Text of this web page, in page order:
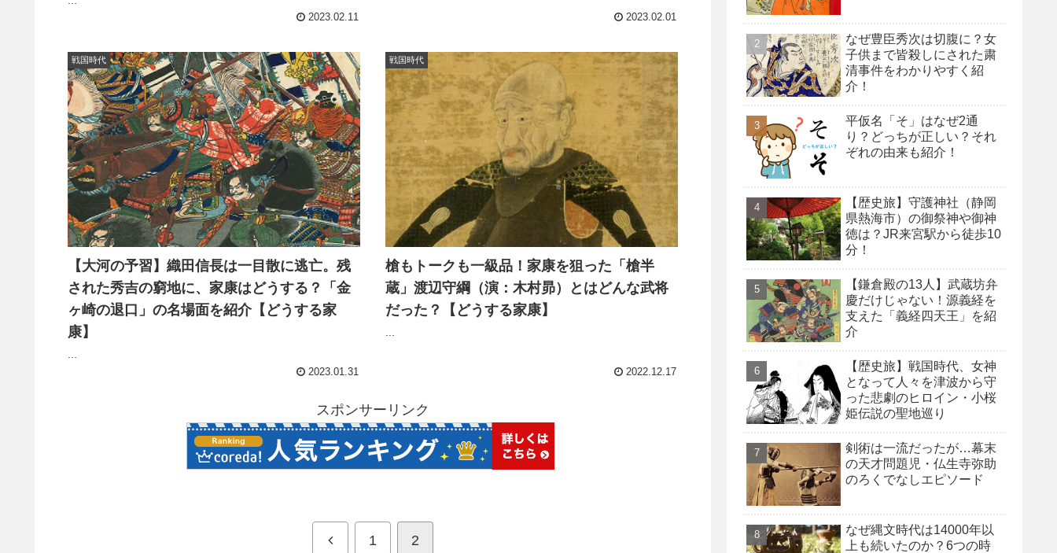
2023.02.11 2023.02.01
戦国時代
【大河の予習】織田信長は一目散に逃亡。残
された秀吉の窮地に、家康はどうする？「金
ヶ崎の退口」の名場面を紹介【どうする家
康】
...
2023.01.31
戦国時代
槍もトークも一級品！家康を狙った「槍半
蔵」渡辺守綱（演：木村昴）とはどんな武将
だった？【どうする家康】
...
2022.12.17
スポンサーリンク
1 2
なぜ豊臣秀次は切腹に？女
子供まで皆殺しにされた粛
清事件をわかりやすく紹
介！
平仮名「そ」はなぜ2通
り？どっちが正しい？それ
ぞれの由来も紹介！
【歴史旅】守護神社（静岡
県熱海市）の御祭神や御神
徳は？JR来宮駅から徒歩10
分！
【鎌倉殿の13人】武蔵坊弁
慶だけじゃない！源義経を
支えた「義経四天王」を紹
介
【歴史旅】戦国時代、女神
となって人々を津波から守
った悲劇のヒロイン・小桜
姫伝説の聖地巡り
剣術は一流だったが…幕末
の天才問題児・仏生寺弥助
のろくでなしエピソード
なぜ縄文時代は14000年以
上も続いたのか？6つの時